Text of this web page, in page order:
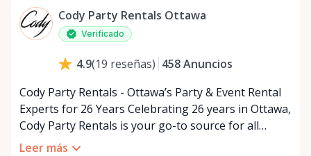
Jueves
9:00 a. m. - 5:00 p. m.
Viernes
Domingo
Cody Party Rentals Ottawa
Verificado
4.9(19 reseñas) 458Anuncios
Cody Party Rentals - Ottawa’s Party & Event Rental
Experts for 26 Years Celebrating 26 years in Ottawa,
Cody Party Rentals is your go-to source for all
things party and event rentals. We’re proud to be a
Leer más